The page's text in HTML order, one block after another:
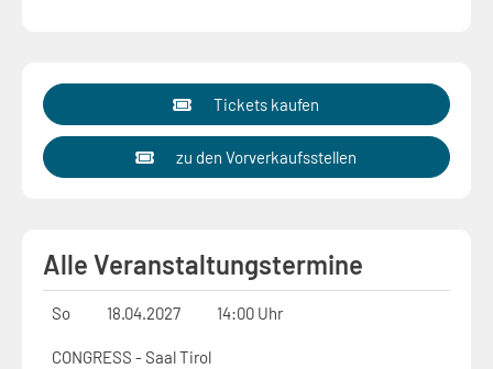
Tickets kaufen
zu den Vorverkaufsstellen
Alle Veranstaltungstermine
So 18.04.2027 14:00 Uhr
CONGRESS - Saal Tirol